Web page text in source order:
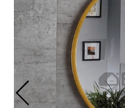
Otros de Cocina
Baño
Decoración